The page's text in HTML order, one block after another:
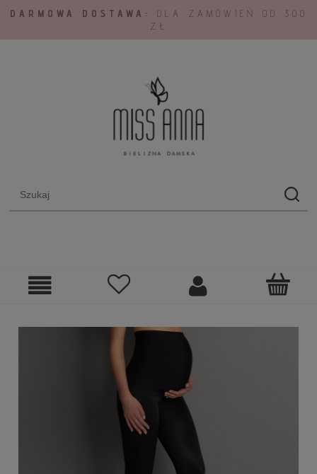
DARMOWA DOSTAWA:
DLA ZAMÓWIEŃ OD 300
ZŁ